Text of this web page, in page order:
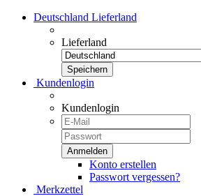
Deutschland Lieferland
Lieferland
Kundenlogin
Kundenlogin
Konto erstellen
Passwort vergessen?
Merkzettel